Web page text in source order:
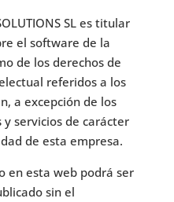
SL es titular
el software de la
de los derechos de
referidos a los
a excepción de los
servicios de carácter
de esta empresa.
en esta web podrá ser
sin el